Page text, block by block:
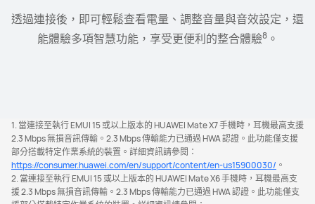
透過連接後，即可輕鬆查看電量、調整音量與音效設定，還
能體驗多項智慧功能，享受更便利的整合體驗8。
手錶連接耳機或喇叭，輕鬆從手腕上控制音樂播放與音量，
享受智慧便捷的操控體驗⁠9。
1. 當連接至執行 EMUI 15 或以上版本的 HUAWEI Mate X7 手機時，耳機最高支援
2.3 Mbps 無損音訊傳輸。2.3 Mbps 傳輸能力已通過 HWA 認證。此功能僅支援
部分搭載特定作業系統的裝置。詳細資訊請參閱：
https://consumer.huawei.com/en/support/content/en-us15900030/ 。
2. 當連接至執行 EMUI 15 或以上版本的 HUAWEI Mate X6 手機時，耳機最高支
援 2.3 Mbps 無損音訊傳輸。2.3 Mbps 傳輸能力已通過 HWA 認證。此功能僅支